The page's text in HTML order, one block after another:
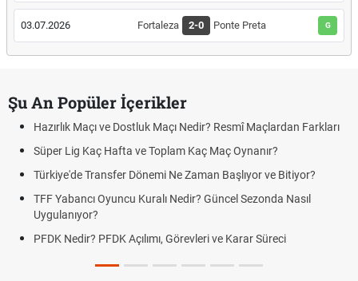
03.07.2026 Fortaleza 2-0 Ponte Preta G
Şu An Popüler İçerikler
Hazırlık Maçı ve Dostluk Maçı Nedir? Resmî Maçlardan Farkları
Süper Lig Kaç Hafta ve Toplam Kaç Maç Oynanır?
Türkiye'de Transfer Dönemi Ne Zaman Başlıyor ve Bitiyor?
TFF Yabancı Oyuncu Kuralı Nedir? Güncel Sezonda Nasıl
Uygulanıyor?
PFDK Nedir? PFDK Açılımı, Görevleri ve Karar Süreci